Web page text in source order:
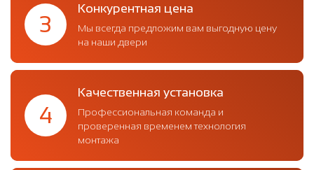
3
Конкурентная цена
Мы всегда предложим вам выгодную цену
на наши двери
4
Качественная установка
Профессиональная команда и
проверенная временем технология
монтажа